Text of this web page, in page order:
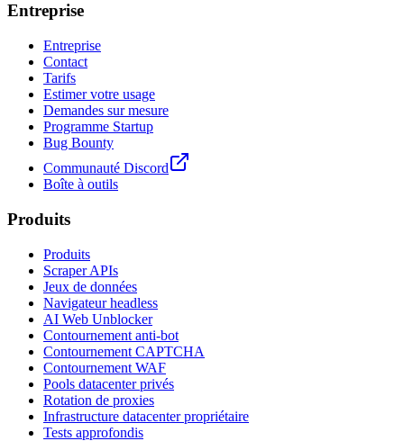
Entreprise
Entreprise
Contact
Tarifs
Estimer votre usage
Demandes sur mesure
Programme Startup
Bug Bounty
Communauté Discord
Boîte à outils
Produits
Produits
Scraper APIs
Jeux de données
Navigateur headless
AI Web Unblocker
Contournement anti-bot
Contournement CAPTCHA
Contournement WAF
Pools datacenter privés
Rotation de proxies
Infrastructure datacenter propriétaire
Tests approfondis